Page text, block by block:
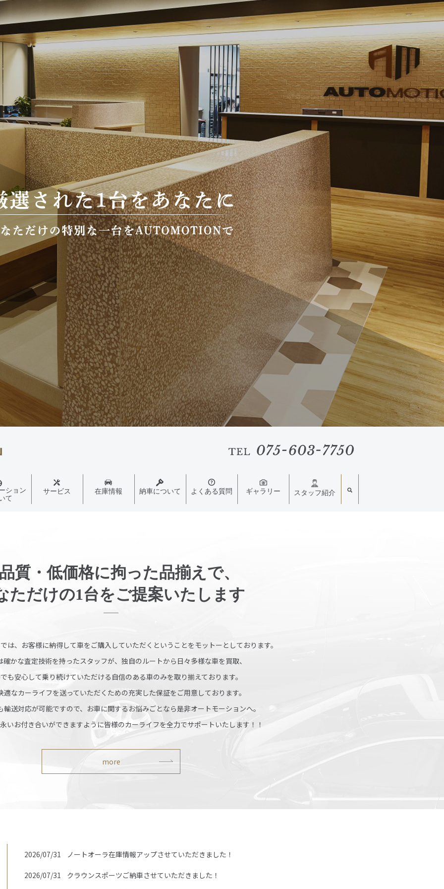
ション
て
サービス 在庫情報 納車について よくある質問 ギャラリー スタッフ紹介
質・低価格に拘った品揃えで、
ただけの1台をご提案いたします
は、お客様に納得して車をご購入していただくということをモットーとしております。
確かな査定技術を持ったスタッフが、独自のルートから日々多様な車を買取、
も安心して乗り続けていただける自信のある車のみを取り揃えております。
適なカーライフを送っていただくための充実した保証をご用意しております。
輸送対応が可能ですので、お車に関するお悩みごとなら是非オートモーションへ。
いお付き合いができますように皆様のカーライフを全力でサポートいたします！！
more
2026/07/31 ノートオーラ在庫情報アップさせていただきました！
2026/07/31 クラウンスポーツご納車させていただきました！